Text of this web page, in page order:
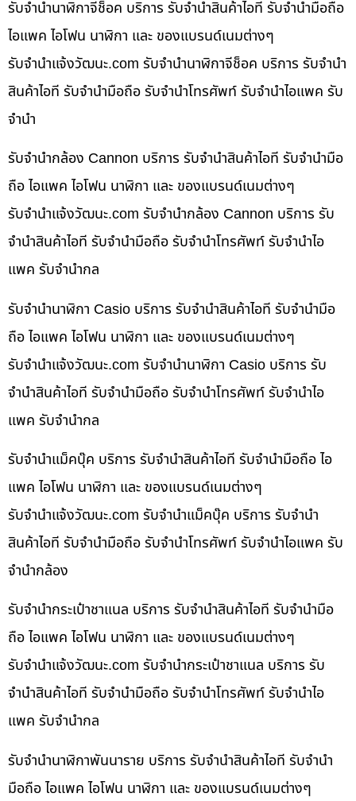
รับจำนำนาฬิกาจีช็อค บริการ รับจำนำสินค้าไอที รับจำนำมือถือ
ไอแพค ไอโฟน นาฬิกา และ ของแบรนด์เนมต่างๆ
รับจํานําแจ้งวัฒนะ.com รับจำนำนาฬิกาจีช็อค บริการ รับจำนำ
สินค้าไอที รับจำนำมือถือ รับจำนำโทรศัพท์ รับจำนำไอแพค รับ
จำนำ
รับจำนำกล้อง Cannon บริการ รับจำนำสินค้าไอที รับจำนำมือ
ถือ ไอแพค ไอโฟน นาฬิกา และ ของแบรนด์เนมต่างๆ
รับจํานําแจ้งวัฒนะ.com รับจำนำกล้อง Cannon บริการ รับ
จำนำสินค้าไอที รับจำนำมือถือ รับจำนำโทรศัพท์ รับจำนำไอ
แพค รับจำนำกล
รับจำนำนาฬิกา Casio บริการ รับจำนำสินค้าไอที รับจำนำมือ
ถือ ไอแพค ไอโฟน นาฬิกา และ ของแบรนด์เนมต่างๆ
รับจํานําแจ้งวัฒนะ.com รับจำนำนาฬิกา Casio บริการ รับ
จำนำสินค้าไอที รับจำนำมือถือ รับจำนำโทรศัพท์ รับจำนำไอ
แพค รับจำนำกล
รับจำนำแม็คบุ๊ค บริการ รับจำนำสินค้าไอที รับจำนำมือถือ ไอ
แพค ไอโฟน นาฬิกา และ ของแบรนด์เนมต่างๆ
รับจํานําแจ้งวัฒนะ.com รับจำนำแม็คบุ๊ค บริการ รับจำนำ
สินค้าไอที รับจำนำมือถือ รับจำนำโทรศัพท์ รับจำนำไอแพค รับ
จำนำกล้อง
รับจำนำกระเป๋าชาแนล บริการ รับจำนำสินค้าไอที รับจำนำมือ
ถือ ไอแพค ไอโฟน นาฬิกา และ ของแบรนด์เนมต่างๆ
รับจํานําแจ้งวัฒนะ.com รับจำนำกระเป๋าชาแนล บริการ รับ
จำนำสินค้าไอที รับจำนำมือถือ รับจำนำโทรศัพท์ รับจำนำไอ
แพค รับจำนำกล
รับจำนำนาฬิกาพันนาราย บริการ รับจำนำสินค้าไอที รับจำนำ
มือถือ ไอแพค ไอโฟน นาฬิกา และ ของแบรนด์เนมต่างๆ